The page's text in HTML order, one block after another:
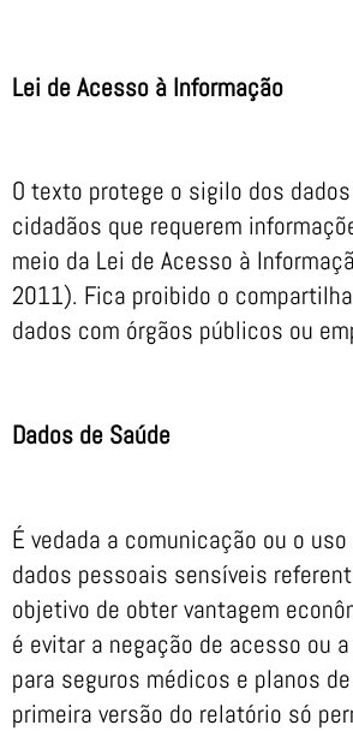
Lei de Acesso à Informação
O texto protege o sigilo dos
cidadãos que requerem
meio da Lei de Acesso à
2011). Fica proibido o
dados com órgãos públicos ou
Dados de Saúde
É vedada a comunicação ou o
dados pessoais sensíveis
objetivo de obter vantagem
é evitar a negação de acesso ou
para seguros médicos e planos
primeira versão do relatório só